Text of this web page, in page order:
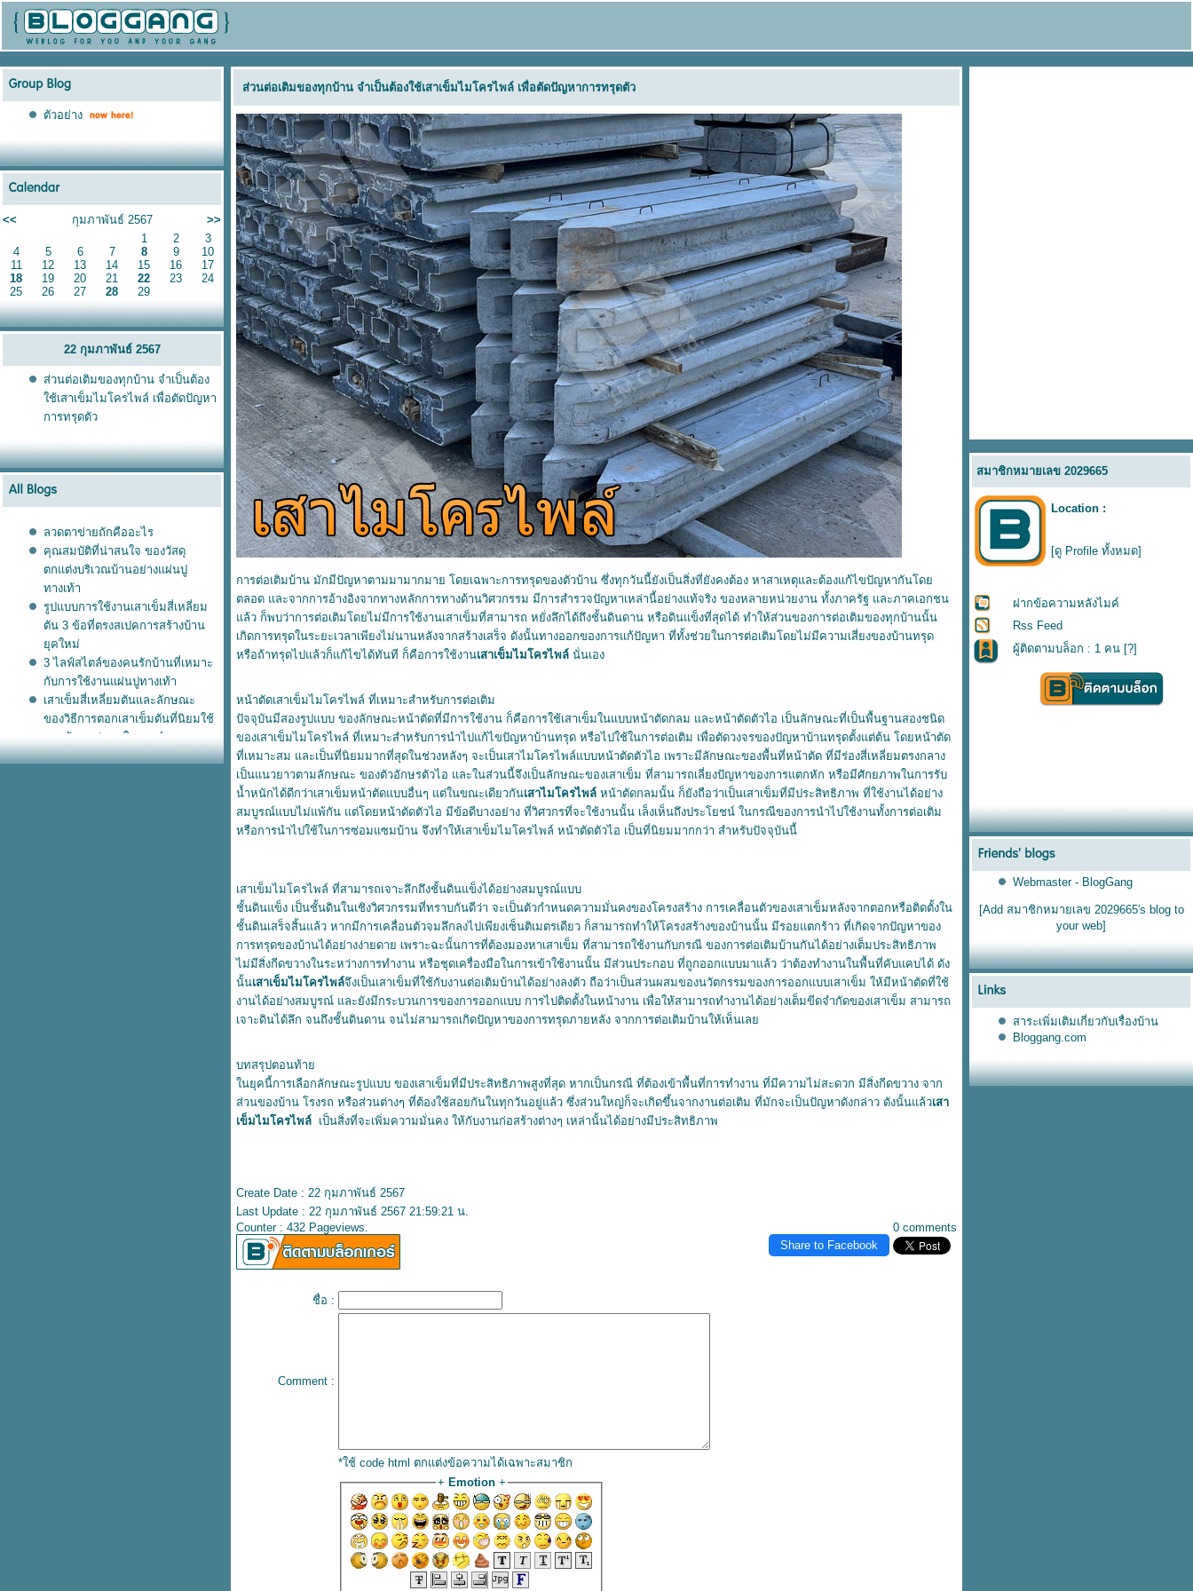
ตัวอย่าง
<< กุมภาพันธ์ 2567
>>
1
2
3
4
5 6 7 8 9
10
11
12 13 14 15 16
17
18
19 20 21 22 23
24
25
26 27 28 29
22 กุมภาพันธ์ 2567
ส่วนต่อเติมของทุกบ้าน จำเป็นต้อง
ช้เสาเข็มไมโครไพล์ เพื่อตัดปัญหา
การทรุดตัว
ลวดตาข่ายถักคืออะไร
คุณสมบัติที่น่าสนใจ ของวัสดุ
ตกแต่งบริเวณบ้านอย่างแผ่นปู
ทางเท้า
รูปแบบการใช้งานเสาเข็มสี่เหลี่ยม
ตัน 3 ข้อที่ตรงสเปคการสร้างบ้าน
ุคใหม่
3 ไลฟ์สไตล์ของคนรักบ้านที่เหมาะ
กับการใช้งานแผ่นปูทางเท้า
เสาเข็มสี่เหลี่ยมตันและลักษณะ
ของวิธีการตอกเสาเข็มตันที่นิยมใช้
รวมข้อมูลน่าสนใจของกำแพง
สำเร็จรูป ที่เป็นที่นิยมแพร่หลายใน
ส่วนต่อเติมของทุกบ้าน จำเป็นต้องใช้เสาเข็มไมโครไพล์ เพื่อตัดปัญหาการทรุดตัว
การต่อเติมบ้าน มักมีปัญหาตามมามากมาย โดยเฉพาะการทรุดของตัวบ้าน ซึ่งทุกวันนี้ยังเป็นสิ่งที่ยังคงต้อง หาสาเหตุและต้องแก้ไขปัญหากันโด
ตลอด และจากการอ้างอิงจากทางหลักการทางด้านวิศวกรรม มีการสำรวจปัญหาเหล่านี้อย่างแท้จริง ของหลายหน่วยงาน ทั้งภาครัฐ และภาคเอกชน
ล้ว ก็พบว่าการต่อเติมโดยไม่มีการใช้งานเสาเข็มที่สามารถ หยั่งลึกได้ถึงชั้นดินดาน หรือดินแข็งที่สุดได้ ทำให้ส่วนของการต่อเติมของทุกบ้านนั้น
เกิดการทรุดในระยะเวลาเพียงไม่นานหลังจากสร้างเสร็จ ดังนั้นทางออกของการแก้ปัญหา ที่ทั้งช่วยในการต่อเติมโดยไม่มีความเสี่ยงของบ้านทรุด
หรือถ้าทรุดไปแล้วก็แก้ไขได้ทันที ก็คือการใช้งานเสาเข็มไมโครไพล์ นั่นเอง
หน้าตัดเสาเข็มไมโครไพล์ ที่เหมาะสำหรับการต่อเติม
ปัจจุบันมีสองรูปแบบ ของลักษณะหน้าตัดที่มีการใช้งาน ก็คือการใช้เสาเข็มในแบบหน้าตัดกลม และหน้าตัดตัวไอ เป็นลักษณะที่เป็นพื้นฐานสองชนิด
ของเสาเข็มไมโครไพล์ ที่เหมาะสำหรับการนำไปแก้ไขปัญหาบ้านทรุด หรือไปใช้ในการต่อเติม เพื่อตัดวงจรของปัญหาบ้านทรุดตั้งแต่ต้น โดยหน้าตัด
ที่เหมาะสม และเป็นที่นิยมมากที่สุดในช่วงหลังๆ จะเป็นเสาไมโครไพล์แบบหน้าตัดตัวไอ เพราะมีลักษณะของพื้นที่หน้าตัด ที่มีร่องสี่เหลี่ยมตรงกลาง
เป็นแนวยาวตามลักษณะ ของตัวอักษรตัวไอ และในส่วนนี้จึงเป็นลักษณะของเสาเข็ม ที่สามารถเลี่ยงปัญหาของการแตกหัก หรือมีศักยภาพในการรับ
น้ำหนักได้ดีกว่าเสาเข็มหน้าตัดแบบอื่นๆ แต่ในขณะเดียวกันเสาไมโครไพล์ หน้าตัดกลมนั้น ก็ยังถือว่าเป็นเสาเข็มที่มีประสิทธิภาพ ที่ใช้งานได้อย่าง
สมบูรณ์แบบไม่แพ้กัน แต่โดยหน้าตัดตัวไอ มีข้อดีบางอย่าง ที่วิศวกรที่จะใช้งานนั้น เล็งเห็นถึงประโยชน์ ในกรณีของการนำไปใช้งานทั้งการต่อเติม
หรือการนำไปใช้ในการซ่อมแซมบ้าน จึงทำให้เสาเข็มไมโครไพล์ หน้าตัดตัวไอ เป็นที่นิยมมากกว่า สำหรับปัจจุบันนี้
เสาเข็มไมโครไพล์ ที่สามารถเจาะลึกถึงชั้นดินแข็งได้อย่างสมบูรณ์แบบ
ชั้นดินแข็ง เป็นชั้นดินในเชิงวิศวกรรมที่ทราบกันดีว่า จะเป็นตัวกำหนดความมั่นคงของโครงสร้าง การเคลื่อนตัวของเสาเข็มหลังจากตอกหรือติดตั้งใน
ชั้นดินเสร็จสิ้นแล้ว หากมีการเคลื่อนตัวจมลึกลงไปเพียงเซ็นติเมตรเดียว ก็สามารถทำให้โครงสร้างของบ้านนั้น มีรอยแตกร้าว ที่เกิดจากปัญหาของ
การทรุดของบ้านได้อย่างง่ายดาย เพราะฉะนั้นการที่ต้องมองหาเสาเข็ม ที่สามารถใช้งานกับกรณี ของการต่อเติมบ้านกันได้อย่างเต็มประสิทธิภาพ
ไม่มีสิ่งกีดขวางในระหว่างการทำงาน หรือชุดเครื่องมือในการเข้าใช้งานนั้น มีส่วนประกอบ ที่ถูกออกแบบมาแล้ว ว่าต้องทำงานในพื้นที่คับแคบได้ ดัง
นั้นเสาเข็มไมโครไพล์จึงเป็นเสาเข็มที่ใช้กับงานต่อเติมบ้านได้อย่างลงตัว ถือว่าเป็นส่วนผสมของนวัตกรรมของการออกแบบเสาเข็ม ให้มีหน้าตัดที่ใช้
งานได้อย่างสมบูรณ์ และยังมีกระบวนการของการออกแบบ การไปติดตั้งในหน้างาน เพื่อให้สามารถทำงานได้อย่างเต็มขีดจำกัดของเสาเข็ม สามารถ
เจาะดินได้ลึก จนถึงชั้นดินดาน จนไม่สามารถเกิดปัญหาของการทรุดภายหลัง จากการต่อเติมบ้านให้เห็นเล
บทสรุปตอนท้า
นยุคนี้การเลือกลักษณะรูปแบบ ของเสาเข็มที่มีประสิทธิภาพสูงที่สุด หากเป็นกรณี ที่ต้องเข้าพื้นที่การทำงาน ที่มีความไม่สะดวก มีสิ่งกีดขวาง จาก
ส่วนของบ้าน โรงรถ หรือส่วนต่างๆ ที่ต้องใช้สอยกันในทุกวันอยู่แล้ว ซึ่งส่วนใหญ่ก็จะเกิดขึ้นจากงานต่อเติม ที่มักจะเป็นปัญหาดังกล่าว ดังนั้นแล้วเสา
เข็มไมโครไพล์ เป็นสิ่งที่จะเพิ่มความมั่นคง ให้กับงานก่อสร้างต่างๆ เหล่านั้นได้อย่างมีประสิทธิภาพ
Create Date : 22 กุมภาพันธ์ 2567
Last Update : 22 กุมภาพันธ์ 2567 21:59:21 น.
0 comments
Counter : 432 Pageviews.
Share to Facebook
ชื่อ :
Comment :
*ใช้ code html ตกแต่งข้อความได้เฉพาะสมาชิก
+ Emotion+
สมาชิกหมายเลข 2029665
Location :
[ดู Profile ทั้งหมด]
ฝากข้อความหลังไมค์
Rss Feed
ผู้ติดตามบล็อก : 1 คน [?]
Webmaster - BlogGang
[Add สมาชิกหมายเลข 2029665's blog to
your web]
สาระเพิ่มเติมเกี่ยวกับเรื่องบ้าน
Bloggang.com